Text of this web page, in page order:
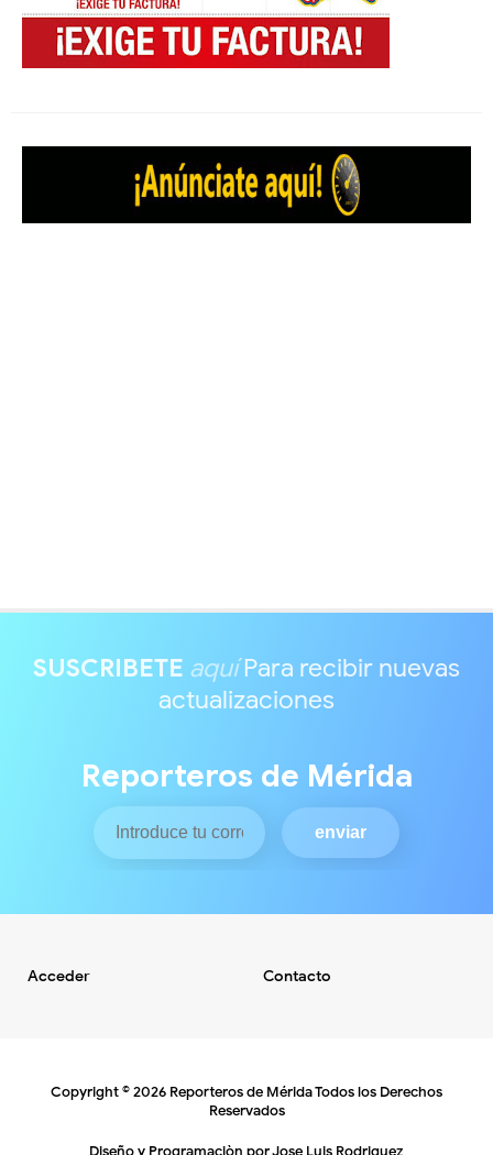
SUSCRIBETE aquíPara recibir nuevas
actualizaciones
Reporteros de Mérida
Acceder Contacto
Copyright ©2026 Reporteros de MéridaTodos los Derechos
Reservados